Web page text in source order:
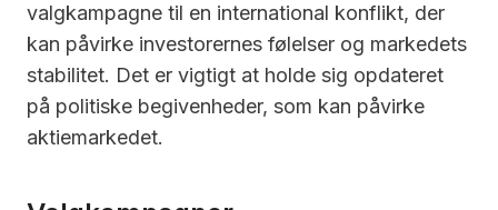
valgkampagne til en international konflikt, der
kan påvirke investorernes følelser og markedets
stabilitet. Det er vigtigt at holde sig opdateret
på politiske begivenheder, som kan påvirke
aktiemarkedet.